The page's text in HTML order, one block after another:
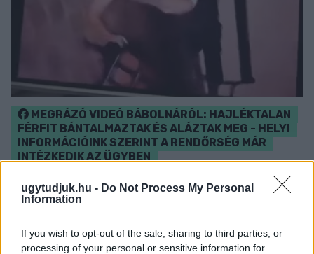
ugytudjuk.hu - Do Not Process My Personal
Information
If you wish to opt-out of the sale, sharing to third parties, or
processing of your personal or sensitive information for
MEGRÁZÓ VIDEÓ BÁBOLNÁRÓL: HAJLÉKTALAN
FÉRFIT BÁNTALMAZTAK ÉS ALÁZTAK MEG - HELYI
INFORMÁCIÓINK SZERINT A RENDŐRSÉG MÁR
INTÉZKEDIK AZ ÜGYBEN
A felvételen egy padon alvó férfit ütnek meg, majd arra
kényszerítik, hogy térdre ereszkedve megcsókolja egyikük
1 hozzászólás